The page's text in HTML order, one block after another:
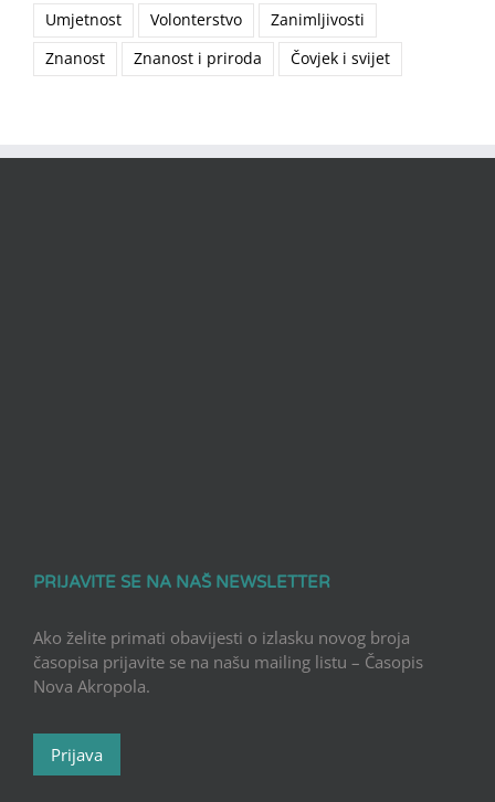
Umjetnost
Volonterstvo
Zanimljivosti
Znanost
Znanost i priroda Čovjek i svijet
PRIJAVITE SE NA NAŠ NEWSLETTER
Ako želite primati obavijesti o izlasku novog broja
časopisa prijavite se na našu mailing listu – Časopis
Nova Akropola.
Prijava